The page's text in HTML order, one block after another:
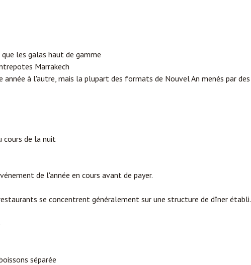
les galas haut de gamme
Marrakech
année à l'autre, mais la plupart des formats de Nouvel An menés par des
cours de la nuit
de l'année en cours avant de payer.
se concentrent généralement sur une structure de dîner établi.
séparée